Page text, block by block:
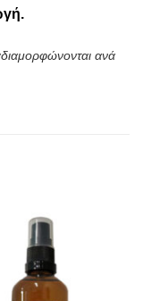
ανά